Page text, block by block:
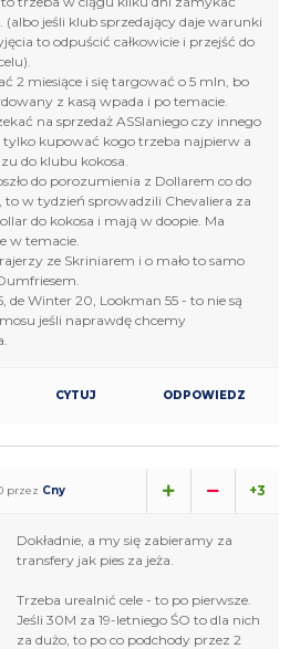
(albo jeśli klub sprzedający daje warunki
to odpuścić całkowicie i przejść do
2 miesiące i się targować o 5 mln, bo
z kasą wpada i po temacie.
na sprzedaż ASSlaniego czy innego
tylko kupować kogo trzeba najpierw a
do klubu kokosa.
do porozumienia z Dollarem co do
w tydzień sprowadzili Chevaliera za
do kokosa i mają w doopie. Ma
w temacie.
ze Skriniarem i o mało to samo
de Winter 20, Lookman 55 - to nie są
jeśli naprawdę chcemy
CYTUJ ODPOWIEDZ
przez Cny +3
Dokładnie, a my się zabieramy za
transfery jak pies za jeża.
Trzeba urealnić cele - to po pierwsze.
Jeśli 30M za 19-letniego ŚO to dla nich
za dużo, to po co podchody przez 2